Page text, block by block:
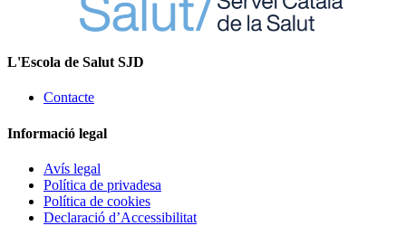
L'Escola de Salut SJD
Contacte
Informació legal
Avís legal
Política de privadesa
Política de cookies
Declaració d’Accessibilitat